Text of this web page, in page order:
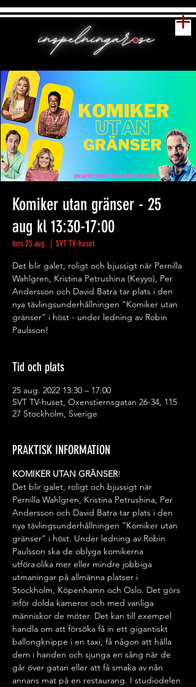
Komiker utan gränser - 25
aug kl 13:30-17:00
tors 25 aug.
  |
SVT TV-huset
Det blir galet, roligt och bjussigt när Pernilla
Wahlgren, Kristina Petrushina (Keyyo), Per
Andersson och David Batra tar plats i den
nya tävlingsunderhållningen ”Komiker utan
gränser” i höst - under ledning av Robin
Paulsson!
Tid och plats
25 aug. 2022 13:30 – 17:00
SVT TV-huset, Oxenstiernsgatan 26-34, 115
27 Stockholm, Sverige
PRAKTISK INFORMATION
KOMIKER UTAN GRÄNSER!
Det blir galet, roligt och bjussigt när
Pernilla Wahlgren, Kristina Petrushina, Per
Andersson och David Batra tar plats i den
nya tävlingsunderhållningen ”Komiker utan
gränser” i höst. Under ledning av Robin
Paulsson ska de oblyga komikerna
utföra olika mer eller mindre jobbiga
utmaningar på allmänna platser i
Stockholm, Köpenhamn och Oslo. Det görs
inför dolda kameror och med vanliga
människor de möter. Det kan till exempel
handla om att försöka få in ett gigantiskt
ballongknippe i en taxi, få någon att hålla
dem i handen och sjunga en sång när de
går över gatan eller att få smaka av nån
annans mat på en restaurang. I studiodelen